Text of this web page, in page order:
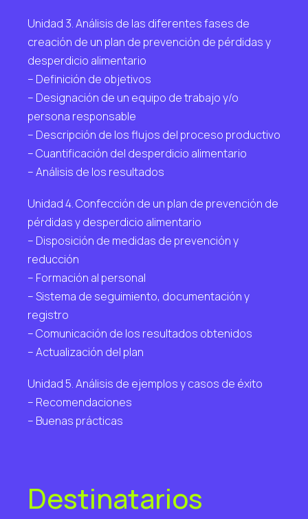
Unidad 3. Análisis de las diferentes fases de
creación de un plan de prevención de pérdidas y
desperdicio alimentario
– Definición de objetivos
– Designación de un equipo de trabajo y/o
persona responsable
– Descripción de los flujos del proceso productivo
– Cuantificación del desperdicio alimentario
– Análisis de los resultados
Unidad 4. Confección de un plan de prevención de
pérdidas y desperdicio alimentario
– Disposición de medidas de prevención y
reducción
– Formación al personal
– Sistema de seguimiento, documentación y
registro
– Comunicación de los resultados obtenidos
– Actualización del plan
Unidad 5. Análisis de ejemplos y casos de éxito
– Recomendaciones
– Buenas prácticas
Destinatarios